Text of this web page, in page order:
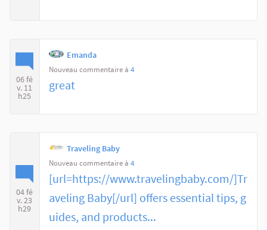
06 fé
v. 11
h25
Emanda
Nouveau commentaire à 4
great
04 fé
v. 23
h29
Traveling Baby
Nouveau commentaire à 4
[url=https://www.travelingbaby.com/]Tr
aveling Baby[/url] offers essential tips, g
uides, and products...